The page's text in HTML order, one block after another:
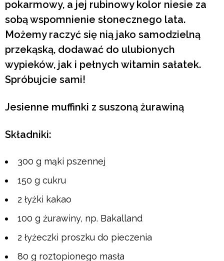
pokarmowy, a jej rubinowy kolor niesie za
sobą wspomnienie słonecznego lata.
Możemy raczyć się nią jako samodzielną
przekąską, dodawać do ulubionych
wypieków, jak i pełnych witamin sałatek.
Spróbujcie sami!
Jesienne muffinki z suszoną żurawiną
Składniki:
300 g mąki pszennej
150 g cukru
2 łyżki kakao
100 g żurawiny, np. Bakalland
2 łyżeczki proszku do pieczenia
80 g roztopionego masła